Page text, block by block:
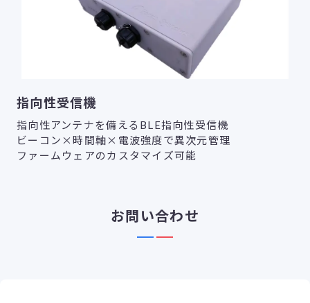
指向性受信機
指向性アンテナを備えるBLE指向性受信機
ビーコン×時間軸×電波強度で異次元管理
ファームウェアのカスタマイズ可能
お問い合わせ